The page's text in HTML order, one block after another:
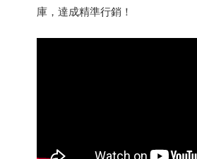
庫，達成精準行銷！